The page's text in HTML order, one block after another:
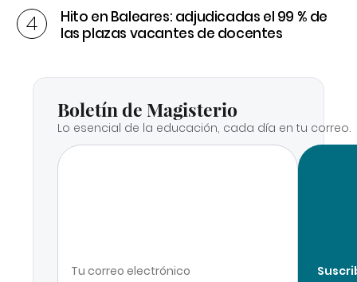
Hito en Baleares: adjudicadas el 99 % de
las plazas vacantes de docentes
Boletín de Magisterio
Lo esencial de la educación, cada día en tu correo.